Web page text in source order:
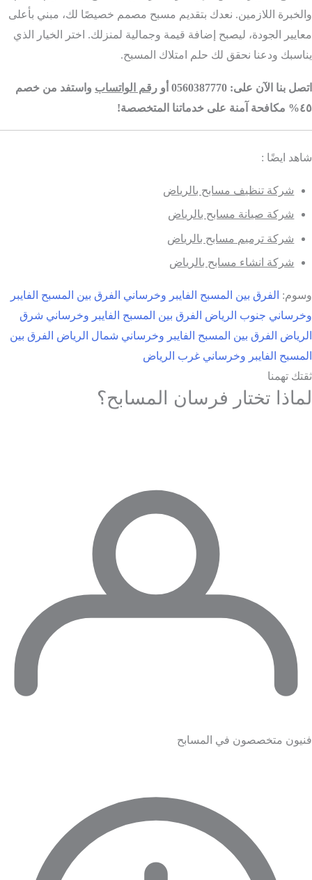
والخبرة اللازمين. نعدك بتقديم مسبح مصمم خصيصًا لك، مبني بأعلى
معايير الجودة، ليصبح إضافة قيمة وجمالية لمنزلك. اختر الخيار الذي
يناسبك ودعنا نحقق لك حلم امتلاك المسبح.
اتصل بنا الآن على: 0560387770 أو رقم الواتساب واستفد من خصم
٤٥% مكافحة آمنة على خدماتنا المتخصصة!
شاهد ايضًا :
شركة تنظيف مسابح بالرياض
شركة صيانة مسابح بالرياض
شركة ترميم مسابح بالرياض
شركة انشاء مسابح بالرياض
وسوم: الفرق بين المسبح الفايبر وخرساني الفرق بين المسبح الفايبر
وخرساني جنوب الرياض الفرق بين المسبح الفايبر وخرساني شرق
الرياض الفرق بين المسبح الفايبر وخرساني شمال الرياض الفرق بين
المسبح الفايبر وخرساني غرب الرياض
ثقتك تهمنا
لماذا تختار فرسان المسابح؟
فنيون متخصصون في المسابح